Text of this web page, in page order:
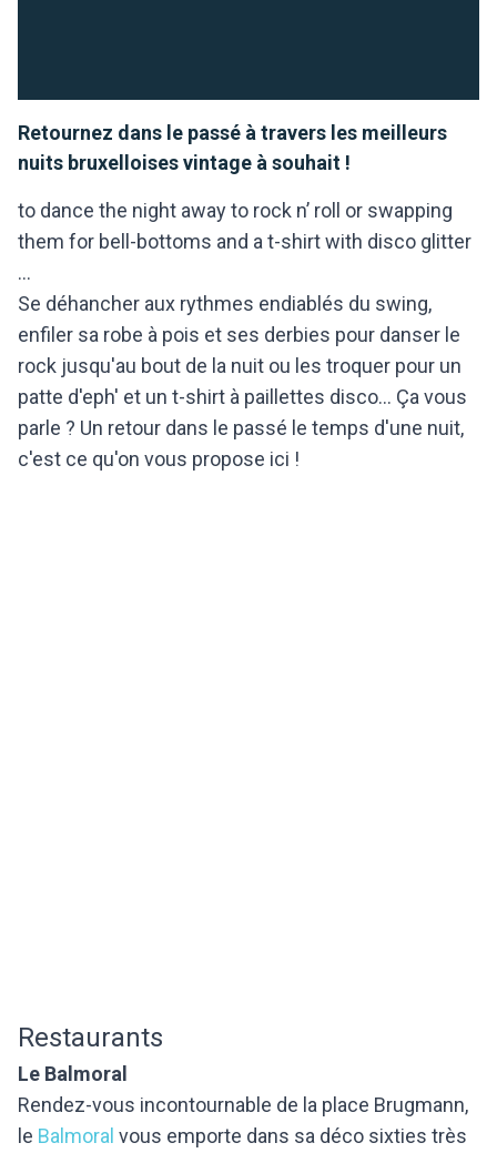
Retournez dans le passé à travers les meilleurs
nuits bruxelloises vintage à souhait !
to dance the night away to rock n’ roll or swapping
them for bell-bottoms and a t-shirt with disco glitter
...
Se déhancher aux rythmes endiablés du swing,
enfiler sa robe à pois et ses derbies pour danser le
rock jusqu'au bout de la nuit ou les troquer pour un
patte d'eph' et un t-shirt à paillettes disco... Ça vous
parle ? Un retour dans le passé le temps d'une nuit,
c'est ce qu'on vous propose ici !
Restaurants
Le Balmoral
Rendez-vous incontournable de la place Brugmann,
le Balmoral vous emporte dans sa déco sixties très